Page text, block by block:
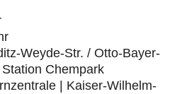
Weyde-Str. / Otto-Bayer-
Chempark
| Kaiser-Wilhelm-